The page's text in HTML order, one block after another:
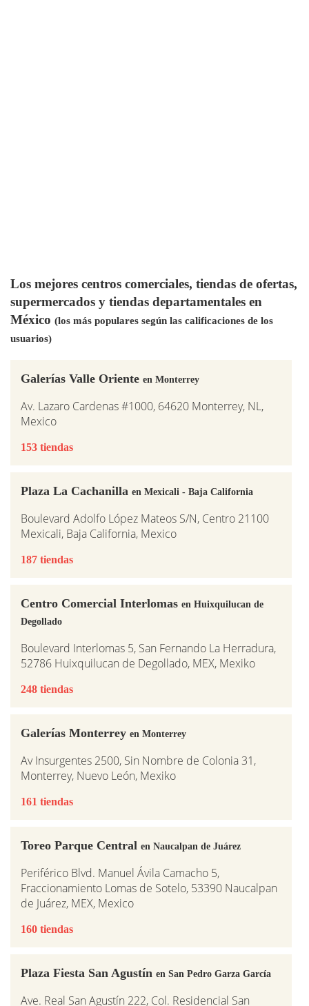
Los mejores centros comerciales, tiendas de ofertas,
supermercados y tiendas departamentales en
México (los más populares según las calificaciones de los
usuarios)
Galerías Valle Oriente en Monterrey
Av. Lazaro Cardenas #1000, 64620 Monterrey, NL,
Mexico
153 tiendas
Plaza La Cachanilla en Mexicali - Baja California
Boulevard Adolfo López Mateos S/N, Centro 21100
Mexicali, Baja California, Mexico
187 tiendas
Centro Comercial Interlomas en Huixquilucan de
Degollado
Boulevard Interlomas 5, San Fernando La Herradura,
52786 Huixquilucan de Degollado, MEX, Mexiko
248 tiendas
Galerías Monterrey en Monterrey
Av Insurgentes 2500, Sin Nombre de Colonia 31,
Monterrey, Nuevo León, Mexiko
161 tiendas
Toreo Parque Central en Naucalpan de Juárez
Periférico Blvd. Manuel Ávila Camacho 5,
Fraccionamiento Lomas de Sotelo, 53390 Naucalpan
de Juárez, MEX, Mexico
160 tiendas
Plaza Fiesta San Agustín en San Pedro Garza García
Ave. Real San Agustín 222, Col. Residencial San